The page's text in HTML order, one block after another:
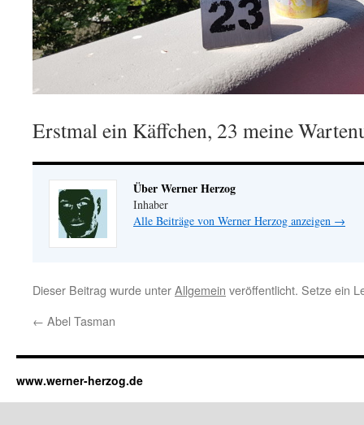
Erstmal ein Käffchen, 23 meine
Über Werner Herzog
Inhaber
Alle Beiträge von Werner Herzog anzeigen →
Dieser Beitrag wurde unterAllgemein veröffentlicht. Setze ein
← Abel Tasman
www.werner-herzog.de